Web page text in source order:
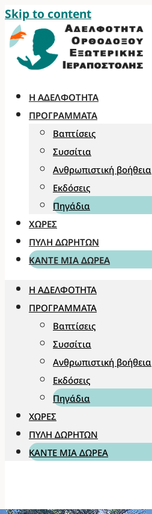
Skip to content
Η ΑΔΕΛΦΌΤΗΤΑ
ΠΡΟΓΡΆΜΜΑΤΑ
Βαπτίσεις
Συσσίτια
Ανθρωπιστική βοήθεια
Εκδόσεις
Πηγάδια
ΧΏΡΕΣ
ΠΎΛΗ ΔΩΡΗΤΏΝ
ΚΆΝΤΕ ΜΊΑ ΔΩΡΕΆ
Η ΑΔΕΛΦΌΤΗΤΑ
ΠΡΟΓΡΆΜΜΑΤΑ
Βαπτίσεις
Συσσίτια
Ανθρωπιστική βοήθεια
Εκδόσεις
Πηγάδια
ΧΏΡΕΣ
ΠΎΛΗ ΔΩΡΗΤΏΝ
ΚΆΝΤΕ ΜΊΑ ΔΩΡΕΆ